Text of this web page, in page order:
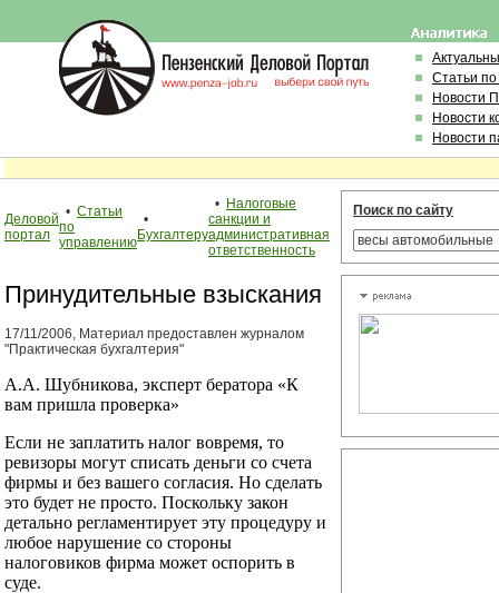
Статьи
Новости
Новости
Новости
Деловой
портал
• Статьи
по
управлению
•
Бухгалтеру
• Налоговые
санкции и
административная
ответственность
Принудительные взыскания
17/11/2006, Материал предоставлен журналом
"Практическая бухгалтерия"
А.А. Шубникова, эксперт бератора «К
вам пришла проверка»
Если не заплатить налог вовремя, то
ревизоры могут списать деньги со счета
фирмы и без вашего согласия. Но сделать
это будет не просто. Поскольку закон
детально регламентирует эту процедуру и
любое нарушение со стороны
налоговиков фирма может оспорить в
суде.
Поиск по сайту